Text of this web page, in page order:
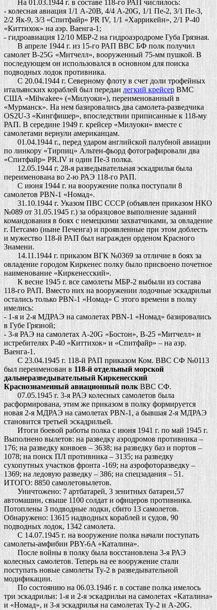
На 01.03.1944 г. в составе 118-го РАП числилось:
- колесная авиация 1/1 А-20B, 4/4 А-20G, 1/1 Пе-2, 3/1 Пе-3,
2/2 Як-9, 3/3 «Спитфайр» PR IV, 1/1 «Харрикейн», 2/1 Р-40
«Киттихок» на аэр. Ваенга-1;
- гидроавиация 12/10 МБР-2 на гидроаэродроме Губа Грязная.
В апреле 1944 г. из 15-го РАП ВВС БФ полк получил
самолет В-25G «Митчелл», вооруженный 75-мм пушкой. В
последующем он использовался в основном для поиска
подводных лодок противника.
С 20.04.1944 г. Северному флоту в счет доли трофейных
итальянских кораблей был переданлегкий крейсерВМС
США «Milwakee» («Милуоки»), переименованный в
«Мурманск». На нем базировались два самолета-разведчика
OS2U-3 «Кингфишер», впоследствии приписанные к 118-му
РАП. В середине 1949 г. крейсер «Милуоки» вместе с
самолетами вернули американцам.
01.04.1944 г., перед ударом английской палубной авиации
по линкору «Тирпиц» Альтен-фьорд фотографировали два
«Спитфайр» PR.IV и один Пе-3 полка.
12.05.1944 г. 28-я разведывательная эскадрилья была
переименована во 2-ю РАЭ 118-го РАП.
С июня 1944 г. на вооружение полка поступали 8
самолетов PBN-1 «Номад».
31.10.1944 г. Указом ПВС СССР (объявлен приказом НКО
№089 от 31.05.1945 г.) за образцовое выполнение заданий
командования в боях с немецкими захватчиками, за овладение
г. Петсамо (ныне Печенга) и проявленные при этом доблесть
и мужество 118-й РАП был награжден орденом Красного
Знамени.
14.11.1944 г. приказом ВГК №0369 за отличие в боях за
овладение городом Киркенес полку было присвоено почетное
наименование «Киркенесский».
К весне 1945 г. все самолеты МБР-2 выбыли из состава
118-го РАП. Вместо них на вооружении лодочные эскадрильи
остались только PBN-1 «Номад» С этого времени в полку
имелись:
- 1-я и 2-я МДРАЭ на самолетах PBN-1 «Номад» базировались
в Губе Грязной;
- 3-я РАЭ на самолетах А-20G «Бостон», В-25 «Митчелл» и
истребителях Р-40 «Киттихок» и «Спитфайр» – на аэр.
Ваенга-1.
С 23.04.1945 г. 118-й РАП приказом Ком. ВВС СФ №0113
был переименован в118-й отдельный морской
дальнеразведывательный Киркенесский
Краснознаменный авиационный полкВВС СФ.
07.05.1945 г. 3-я РАЭ колесных самолетов была
расформирована, этим же приказом в полку формируется
новая 2-я МДРАЭ на самолетах PBN-1, а бывшая 2-я МДРАЭ
становится третьей эскадрильей.
Итоги боевой работы полка с июня 1941 г. по май 1945 г.
Выполнено вылетов: на разведку аэродромов противника –
176; на разведку конвоев – 3638; на разведку баз и портов –
1078; на поиск ПЛ противника – 3135; на разведку
сухопутных участков фронта -169; на аэрофоторазведку –
1369; на ледовую разведку – 386; на спецзадания – 51.
ИТОГО: 8850 самолетовылетов.
Уничтожено: 7 артбатарей, 3 зенитных батареи,57
автомашин, свыше 1100 солдат и офицеров противника.
Потоплены 3 подводные лодки, сбито 13 самолетов.
Обнаружено: 13615 надводных кораблей и судов, 90
подводных лодок, 1342 самолета.
С 14.07.1945 г. на вооружение полка начали поступать
самолеты-амфибии PBY-6A «Каталина».
После войны в полку была восстановлена 3-я РАЭ
колесных самолетов. Теперь на ее вооружение стали
поступать новые самолеты Ту-2 в разведывательной
модификации.
По состоянию на 06.03.1946 г. в составе полка имелось
три эскадрильи: 1-я и 2-я эскадрильи на самолетах «Каталина»
и «Номад», и 3-я эскадрилья на самолетах Ту-2 и А-20G.